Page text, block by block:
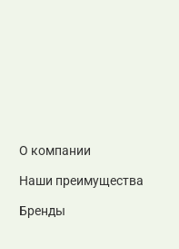
О компании
Наши преимущества
Бренды